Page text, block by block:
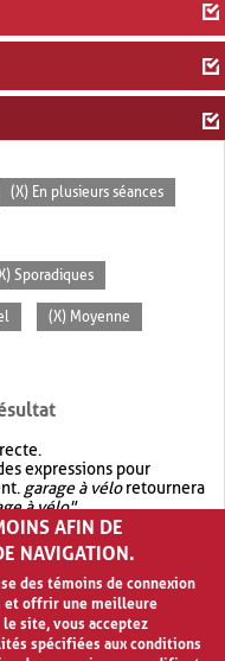
(X) En plusieurs séances
Sporadiques
(X) Moyenne
expressions pour
garage à véloretournera
à vélo".
avec OR.garage OR vélo
quegarage à vélo
AFIN DE
NAVIGATION.
des témoins de connexion
et offrir une meilleure
site, vous acceptez
spécifiées aux conditions